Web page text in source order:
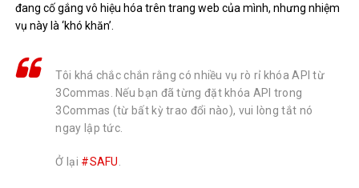
đang cố gắng vô hiệu hóa trên trang web của mình, nhưng nhiệm
vụ này là ‘khó khăn’.
Tôi khá chắc chắn rằng có nhiều vụ rò rỉ khóa API từ
3Commas. Nếu bạn đã từng đặt khóa API trong
3Commas (từ bất kỳ trao đổi nào), vui lòng tắt nó
ngay lập tức.
Ở lại #SAFU